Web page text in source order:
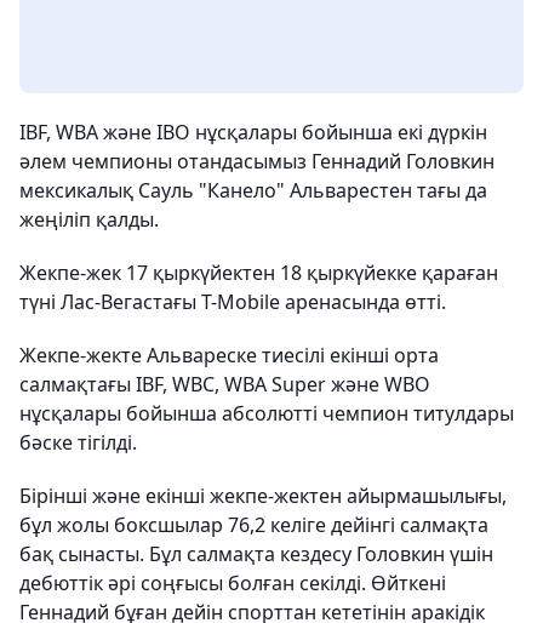
IBF, WBA және IBO нұсқалары бойынша екі дүркін
әлем чемпионы отандасымыз Геннадий Головкин
мексикалық Сауль "Канело" Альварестен тағы да
жеңіліп қалды.
Жекпе-жек 17 қыркүйектен 18 қыркүйекке қараған
түні Лас-Вегастағы T-Mobile аренасында өтті.
Жекпе-жекте Альвареске тиесілі екінші орта
салмақтағы IBF, WBC, WBA Super және WBO
нұсқалары бойынша абсолютті чемпион титулдары
бәске тігілді.
Бірінші және екінші жекпе-жектен айырмашылығы,
бұл жолы боксшылар 76,2 келіге дейінгі салмақта
бақ сынасты. Бұл салмақта кездесу Головкин үшін
дебюттік әрі соңғысы болған секілді. Өйткені
Геннадий бұған дейін спорттан кететінін аракідік